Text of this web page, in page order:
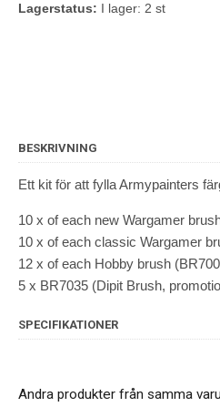
Lagerstatus: I lager: 2 st
BESKRIVNING
Ett kit för att fylla Armypainters
10 x of each new Wargamer
10 x of each classic Wargamer
12 x of each Hobby brush
5 x BR7035 (Dipit Brush,
SPECIFIKATIONER
Andra produkter från samma